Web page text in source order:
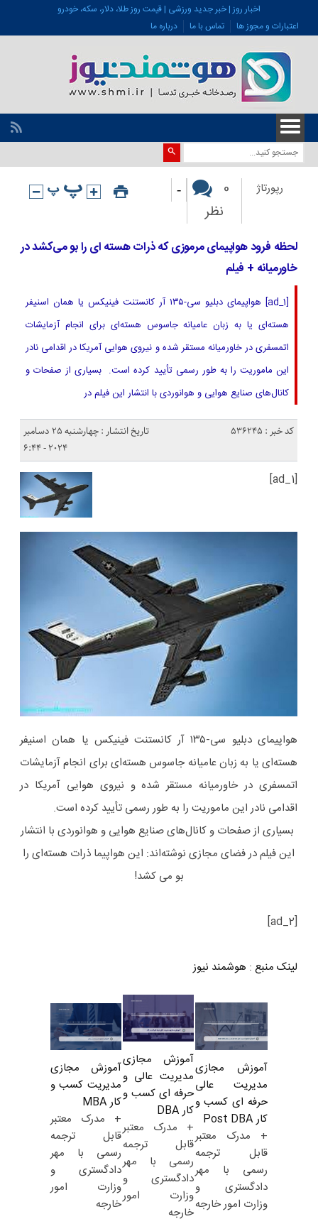
اخبار روز | خبر جدید ورزشی | قیمت روز طلا، دلار، سکه، خودرو
اعتبارات و مجوز ها
تماس با ما درباره ما
رپورتاژ
0
نظر
-
لحظه فرود هواپیمای مرموزی که ذرات هسته ای را بو می‌کشد در
خاورمیانه + فیلم
[ad_1] هواپیمای دبلیو سی-۱۳۵ آر کانستنت فینیکس یا همان اسنیفر
هسته‌ای یا به زبان عامیانه جاسوس هسته‌ای برای انجام آزمایشات
اتمسفری در خاورمیانه مستقر شده و نیروی هوایی آمریکا در اقدامی نادر
این ماموریت را به طور رسمی تأیید کرده است. بسیاری از صفحات و
کانال‌های صنایع هوایی و هوانوردی با انتشار این فیلم در
کد خبر : 536245
تاریخ انتشار : چهارشنبه 25 دسامبر
2024 - 6:44
[ad_1]
هواپیمای دبلیو سی-۱۳۵ آر کانستنت فینیکس یا همان اسنیفر
هسته‌ای یا به زبان عامیانه جاسوس هسته‌ای برای انجام آزمایشات
اتمسفری در خاورمیانه مستقر شده و نیروی هوایی آمریکا در
اقدامی نادر این ماموریت را به طور رسمی تأیید کرده است.
بسیاری از صفحات و کانال‌های صنایع هوایی و هوانوردی با انتشار
این فیلم در فضای مجازی نوشته‌اند: این هواپیما ذرات هسته‌ای را
بو می کشد!
[ad_2]
لینک منبع : هوشمند نیوز
آموزش مجازی
مدیریت عالی
حرفه ای کسب و
کار Post DBA
+ مدرک معتبر
قابل ترجمه
رسمی با مهر
دادگستری و
وزارت امور خارجه
آموزش مجازی
مدیریت عالی و
حرفه ای کسب و
کار DBA
+ مدرک معتبر
قابل ترجمه
رسمی با مهر
دادگستری و
وزارت امور
خارجه
آموزش مجازی
مدیریت کسب و
کار MBA
+ مدرک معتبر
قابل ترجمه
رسمی با مهر
دادگستری و
وزارت امور
خارجه